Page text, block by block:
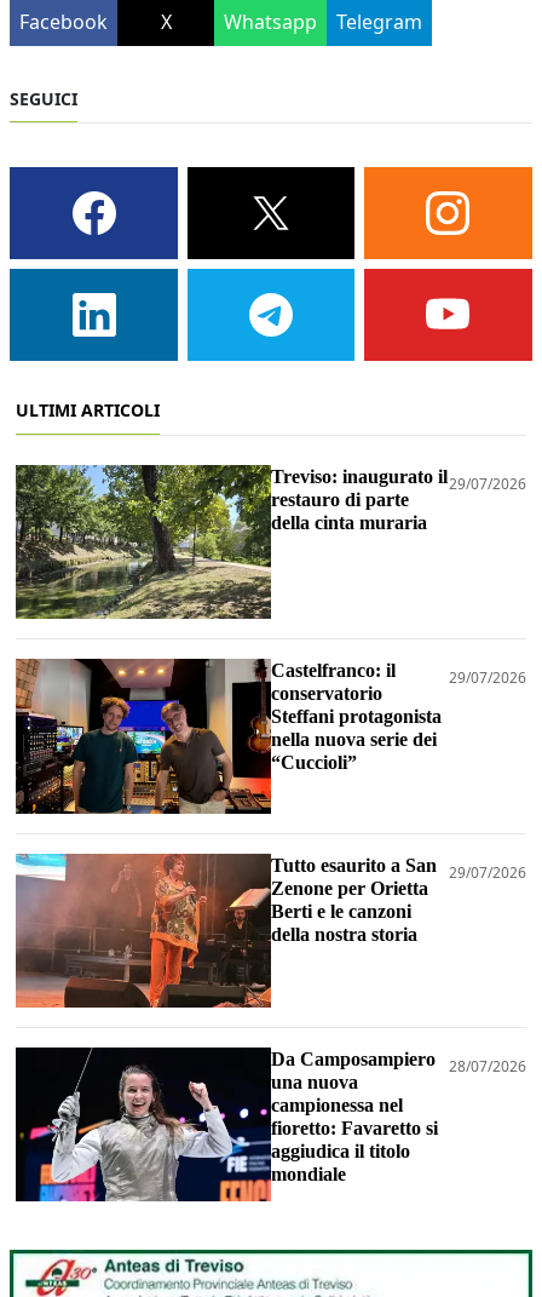
Facebook X Whatsapp Telegram
SEGUICI
ULTIMI ARTICOLI
Treviso: inaugurato il
restauro di parte
della cinta muraria
29/07/2026
Castelfranco: il
conservatorio
Steffani protagonista
nella nuova serie dei
“Cuccioli”
29/07/2026
Tutto esaurito a San
Zenone per Orietta
Berti e le canzoni
della nostra storia
29/07/2026
Da Camposampiero
una nuova
campionessa nel
fioretto: Favaretto si
aggiudica il titolo
mondiale
28/07/2026